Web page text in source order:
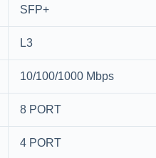
SFP+
L3
10/100/1000 Mbps
8 PORT
4 PORT